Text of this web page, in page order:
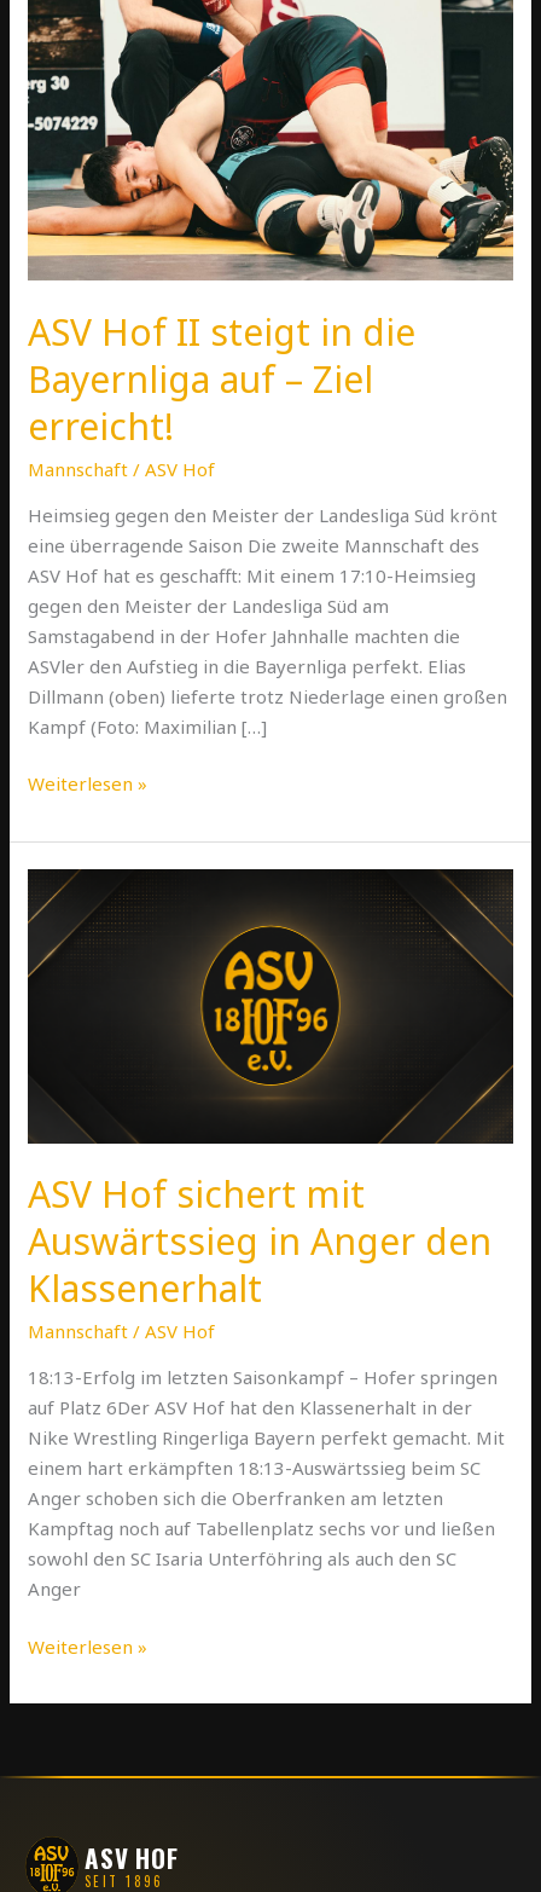
ASV Hof II steigt in die
Bayernliga auf – Ziel
erreicht!
Mannschaft /ASV Hof
Heimsieg gegen den Meister der Landesliga Süd krönt
eine überragende Saison Die zweite Mannschaft des
ASV Hof hat es geschafft: Mit einem 17:10-Heimsieg
gegen den Meister der Landesliga Süd am
Samstagabend in der Hofer Jahnhalle machten die
ASVler den Aufstieg in die Bayernliga perfekt. Elias
Dillmann (oben) lieferte trotz Niederlage einen großen
Kampf (Foto: Maximilian […]
die
Bayernliga
auf
–
Ziel
erreicht!
Weiterlesen »
ASV Hof sichert mit
Auswärtssieg in Anger den
Klassenerhalt
Mannschaft /ASV Hof
18:13-Erfolg im letzten Saisonkampf – Hofer springen
auf Platz 6Der ASV Hof hat den Klassenerhalt in der
Nike Wrestling Ringerliga Bayern perfekt gemacht. Mit
einem hart erkämpften 18:13-Auswärtssieg beim SC
Anger schoben sich die Oberfranken am letzten
Kampftag noch auf Tabellenplatz sechs vor und ließen
sowohl den SC Isaria Unterföhring als auch den SC
Anger
ASV
Hof
sichert
mit
den
Klassenerhalt
Weiterlesen »
ASV HOF
SEIT 1896